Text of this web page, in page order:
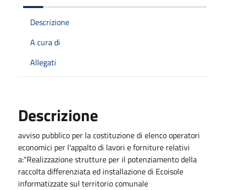
Descrizione
A cura di
Allegati
Descrizione
avviso pubblico per la costituzione di elenco operatori
economici per l'appalto di lavori e forniture relativi
a:"Realizzazione strutture per il potenziamento della
raccolta differenziata ed installazione di Ecoisole
informatizzate sul territorio comunale